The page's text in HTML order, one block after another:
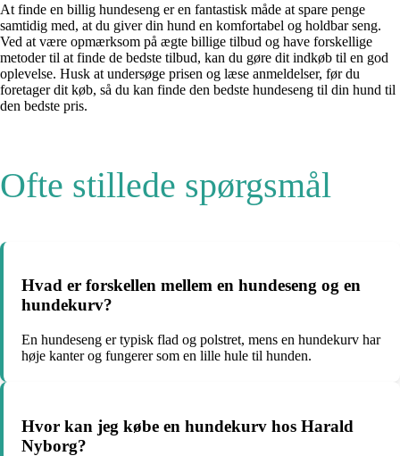
At finde en billig hundeseng er en fantastisk måde at spare penge
samtidig med, at du giver din hund en komfortabel og holdbar seng.
Ved at være opmærksom på ægte billige tilbud og have forskellige
metoder til at finde de bedste tilbud, kan du gøre dit indkøb til en god
oplevelse. Husk at undersøge prisen og læse anmeldelser, før du
foretager dit køb, så du kan finde den bedste hundeseng til din hund til
den bedste pris.
Ofte stillede spørgsmål
Hvad er forskellen mellem en hundeseng og en
hundekurv?
En hundeseng er typisk flad og polstret, mens en hundekurv har
høje kanter og fungerer som en lille hule til hunden.
Hvor kan jeg købe en hundekurv hos Harald
Nyborg?